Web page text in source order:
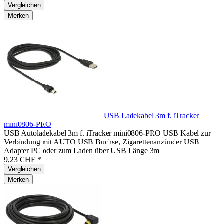
Vergleichen
Merken
USB Ladekabel 3m f. iTracker
mini0806-PRO
USB Autoladekabel 3m f. iTracker mini0806-PRO USB Kabel zur
Verbindung mit AUTO USB Buchse, Zigarettenanzünder USB
Adapter PC oder zum Laden über USB Länge 3m
9,23 CHF *
Vergleichen
Merken